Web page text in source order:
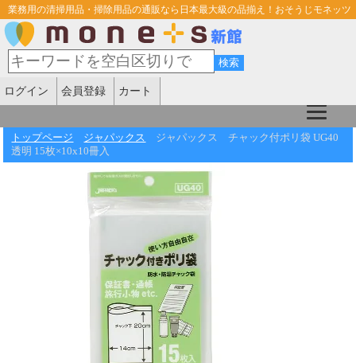
業務用の清掃用品・掃除用品の通販なら日本最大級の品揃え！おそうじモネッツ
ログイン 会員登録 カート
トップページ ジャパックス
ジャパックス チャック付ポリ袋 UG40
透明 15枚×10x10冊入